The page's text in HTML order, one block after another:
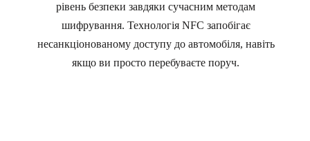
рівень безпеки завдяки сучасним методам
шифрування. Технологія NFC запобігає
несанкціонованому доступу до автомобіля, навіть
якщо ви просто перебуваєте поруч.